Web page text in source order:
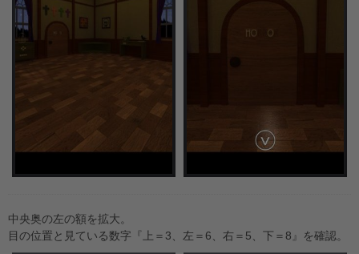
中央奥の左の額を拡大。
目の位置と見ている数字『上＝3、左＝6、右＝5、下＝8』を確認。